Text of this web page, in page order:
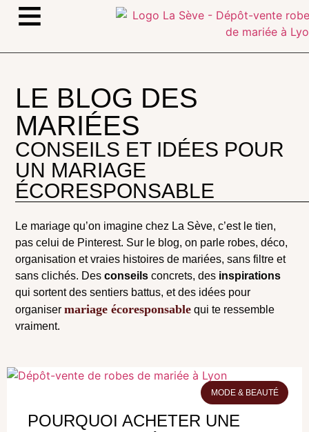
≡
LE BLOG DES
MARIÉES
CONSEILS ET IDÉES POUR
UN MARIAGE
ÉCORESPONSABLE
Le mariage qu’on imagine chez La Sève, c’est le tien,
pas celui de Pinterest. Sur le blog, on parle robes, déco,
organisation et vraies histoires de mariées, sans filtre et
sans clichés. Desconseils concrets, des inspirations
qui sortent des sentiers battus, et des idées pour
organisermariage écoresponsable qui te ressemble
vraiment.
MODE & BEAUTÉ
POURQUOI ACHETER UNE